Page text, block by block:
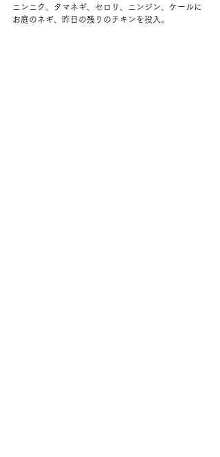
ニンニク、タマネギ、セロリ、ニンジン、ケールに
お庭のネギ、昨日の残りのチキンを投入。